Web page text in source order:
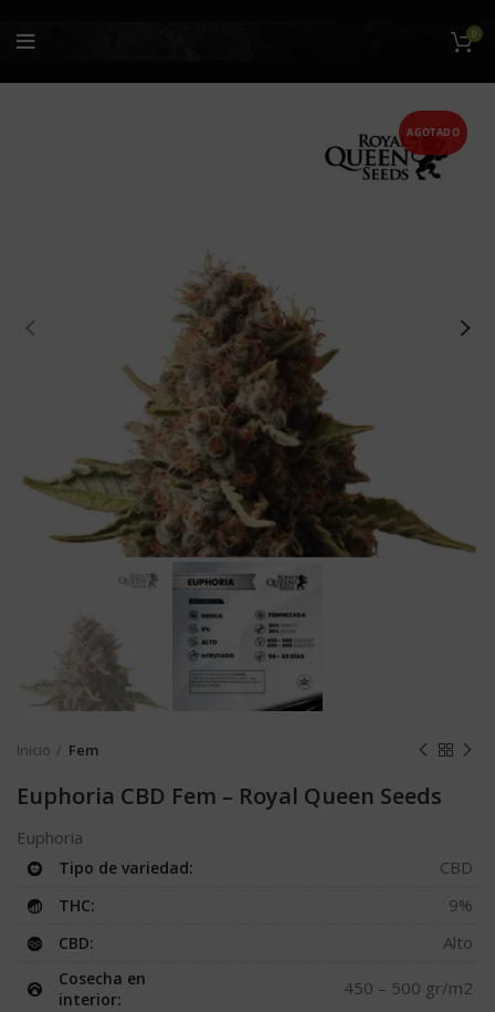
0
AGOTADO
Inicio Fem
Euphoria CBD Fem – Royal Queen Seeds
Euphoria
Tipo de variedad: CBD
THC: 9%
CBD: Alto
Cosecha en
interior:
450 – 500 gr/m2